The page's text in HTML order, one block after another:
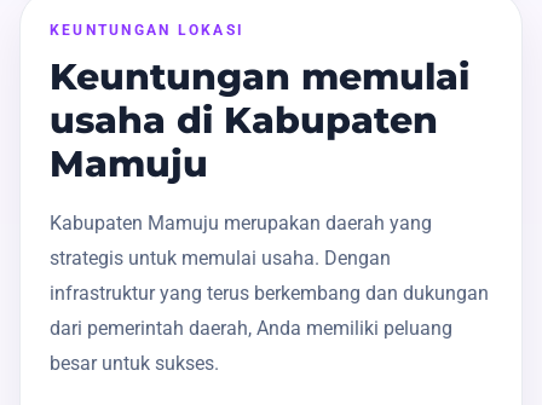
KEUNTUNGAN LOKASI
Keuntungan memulai
usaha di Kabupaten
Mamuju
Kabupaten Mamuju merupakan daerah yang
strategis untuk memulai usaha. Dengan
infrastruktur yang terus berkembang dan dukungan
dari pemerintah daerah, Anda memiliki peluang
besar untuk sukses.